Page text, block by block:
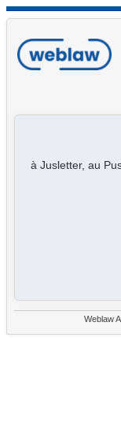
à Jusletter, au
Weblaw